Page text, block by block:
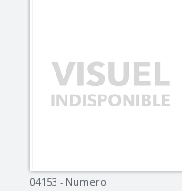
04153 - Numero